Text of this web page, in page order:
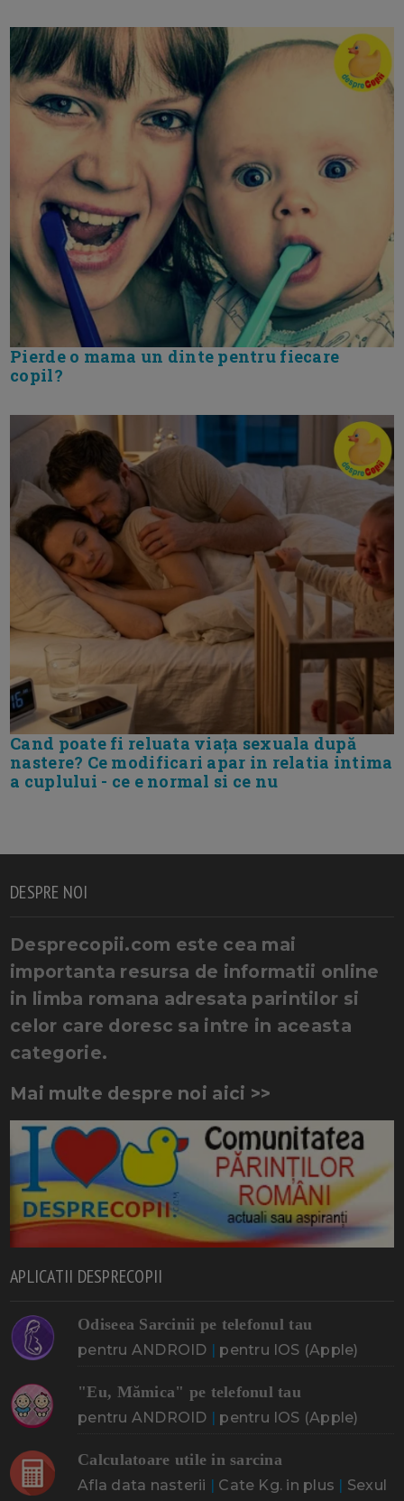
Pierde o mama un dinte pentru fiecare
copil?
Cand poate fi reluata viața sexuala după
nastere? Ce modificari apar in relatia intima
a cuplului - ce e normal si ce nu
DESPRE NOI
Desprecopii.com este cea mai
importanta resursa de informatii online
in limba romana adresata parintilor si
celor care doresc sa intre in aceasta
categorie.
Mai multe despre noi aici >>
APLICATII DESPRECOPII
Odiseea Sarcinii pe telefonul tau
pentru ANDROID | pentru IOS (Apple)
"Eu, Mămica" pe telefonul tau
pentru ANDROID | pentru IOS (Apple)
Calculatoare utile in sarcina
Afla data nasterii | Cate Kg. in plus | Sexul